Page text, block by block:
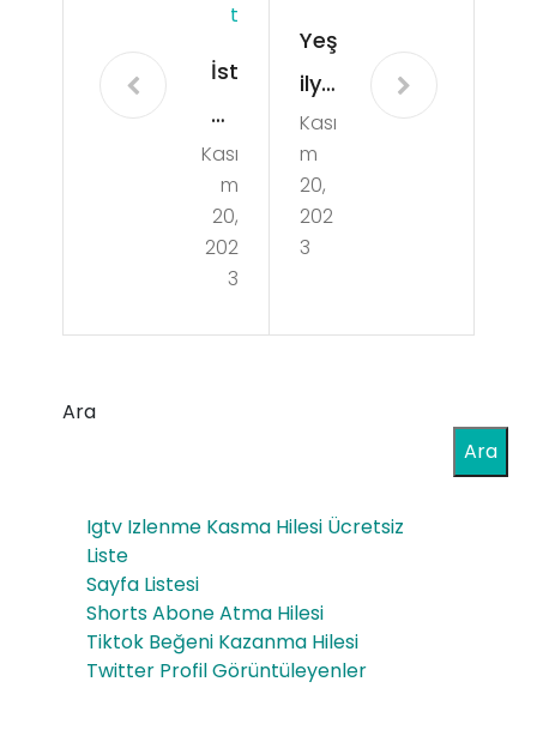
T
İst
an
bul
Evd
e
Ma
saj
Kası
m
20,
202
3
Yeş
ilyu
rt /
Mal
aty
a
elli
Kası
m
20,
202
3
Ara
Ara
Igtv Izlenme Kasma Hilesi Ücretsiz
Liste
Sayfa Listesi
Shorts Abone Atma Hilesi
Tiktok Beğeni Kazanma Hilesi
Twitter Profil Görüntüleyenler